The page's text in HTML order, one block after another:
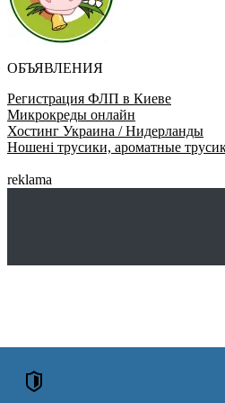
ОБЪЯВЛЕНИЯ
Регистрация ФЛП в Киеве
Микрокреды онлайн
Хостинг Украина / Нидерланды
Ношені трусики, ароматные
reklama